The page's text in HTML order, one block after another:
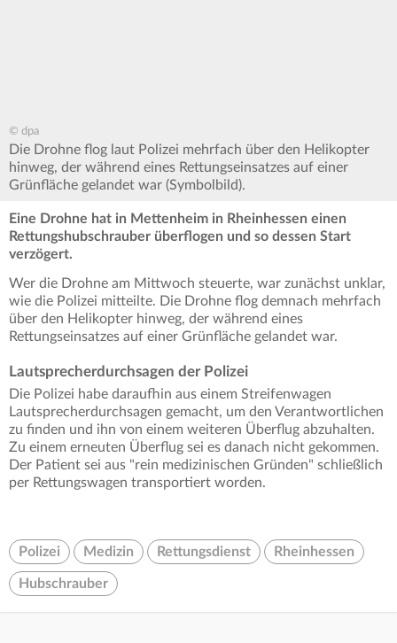
© dpa
Die Drohne flog laut Polizei mehrfach über den Helikopter
hinweg, der während eines Rettungseinsatzes auf einer
Grünfläche gelandet war (Symbolbild).
Eine Drohne hat in Mettenheim in Rheinhessen einen
Rettungshubschrauber überflogen und so dessen Start
verzögert.
Wer die Drohne am Mittwoch steuerte, war zunächst unklar,
wie die Polizei mitteilte. Die Drohne flog demnach mehrfach
über den Helikopter hinweg, der während eines
Rettungseinsatzes auf einer Grünfläche gelandet war.
Lautsprecherdurchsagen der Polizei
Die Polizei habe daraufhin aus einem Streifenwagen
Lautsprecherdurchsagen gemacht, um den Verantwortlichen
zu finden und ihn von einem weiteren Überflug abzuhalten.
Zu einem erneuten Überflug sei es danach nicht gekommen.
Der Patient sei aus "rein medizinischen Gründen" schließlich
per Rettungswagen transportiert worden.
Polizei Medizin Rettungsdienst Rheinhessen
Hubschrauber